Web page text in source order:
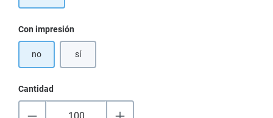
Seleccione
Con impresión
no sí
Cantidad